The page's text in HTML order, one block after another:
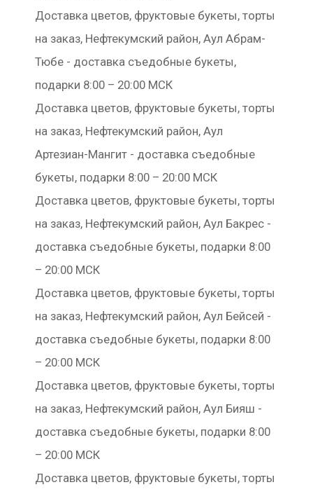
Доставка цветов, фруктовые букеты, торты
на заказ, Нефтекумский район, Аул Абрам-
Тюбе - доставка съедобные букеты,
подарки 8:00 – 20:00 МСК
Доставка цветов, фруктовые букеты, торты
на заказ, Нефтекумский район, Аул
Артезиан-Мангит - доставка съедобные
букеты, подарки 8:00 – 20:00 МСК
Доставка цветов, фруктовые букеты, торты
на заказ, Нефтекумский район, Аул Бакрес -
доставка съедобные букеты, подарки 8:00
– 20:00 МСК
Доставка цветов, фруктовые букеты, торты
на заказ, Нефтекумский район, Аул Бейсей -
доставка съедобные букеты, подарки 8:00
– 20:00 МСК
Доставка цветов, фруктовые букеты, торты
на заказ, Нефтекумский район, Аул Бияш -
доставка съедобные букеты, подарки 8:00
– 20:00 МСК
Доставка цветов, фруктовые букеты, торты